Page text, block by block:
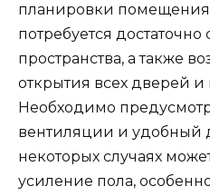
планировки
потребуется достаточно
пространства, а также
открытия всех дверей
Необходимо
вентиляции и удобный
некоторых случаях
усиление пола,